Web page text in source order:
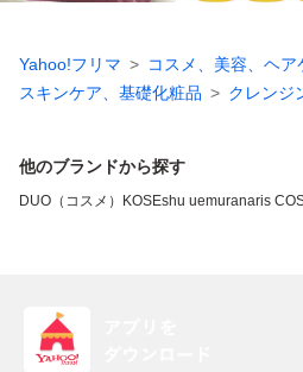
Yahoo!フリマ
コスメ、美容、ヘア
スキンケア、基礎化粧品
クレンジ
他のブランドから探す
DUO（コスメ） KOSEshu uemuranaris